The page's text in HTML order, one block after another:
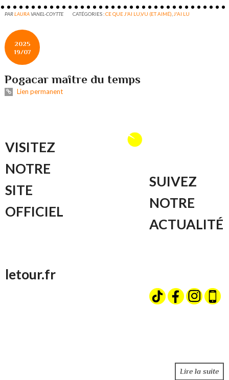
PARLAURAVANEL-COYTTE CATÉGORIES :CE QUE J'AI LU,VU (ET AIMÉ),J'AI LU
2025
19/07
Pogacar maître du temps
Lien permanent
VISITEZ
NOTRE
SITE
OFFICIEL
letour.fr
SUIVEZ
NOTRE
ACTUALITÉ
Lire la suite